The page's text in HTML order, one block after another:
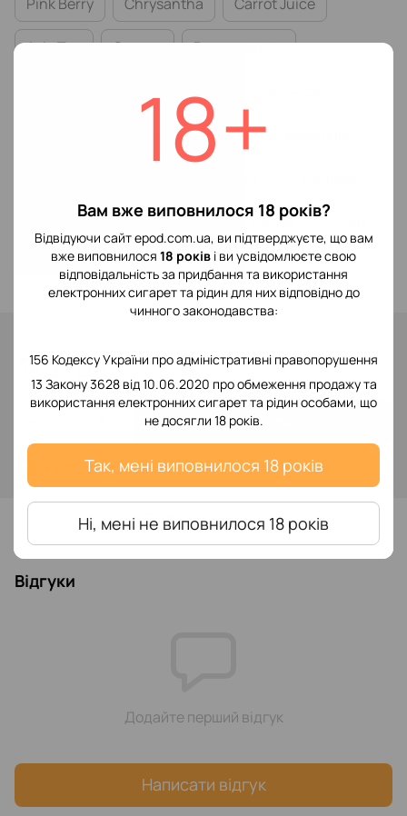
18+
Вам вже виповнилося 18 років?
Відвідуючи сайт epod.com.ua, ви підтверджуєте, що вам
вже виповнилося 18 років і ви усвідомлюєте свою
відповідальність за придбання та використання
електронних сигарет та рідин для них відповідно до
чинного законодавства:
156 Кодексу України про адміністративні правопорушення
13 Закону 3628 від 10.06.2020 про обмеження продажу та
використання електронних сигарет та рідин особами, що
не досягли 18 років.
Так, мені виповнилося 18 років
Ні, мені не виповнилося 18 років
Asia Tea Orange Pomegranate
Dubacco
Feijoa Pomelo Vanilla Ice Cream
Strawberry Milkshake
349 грн
Купити
для відображення накопичувальної знижки
До обраного
Відгуки
Додайте перший відгук
Написати відгук